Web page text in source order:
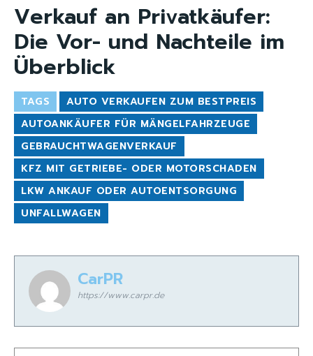
Verkauf an Privatkäufer:
Die Vor- und Nachteile im
Überblick
TAGS
AUTO VERKAUFEN ZUM BESTPREIS
AUTOANKÄUFER FÜR MÄNGELFAHRZEUGE
GEBRAUCHTWAGENVERKAUF
KFZ MIT GETRIEBE- ODER MOTORSCHADEN
LKW ANKAUF ODER AUTOENTSORGUNG
UNFALLWAGEN
CarPR
https://www.carpr.de